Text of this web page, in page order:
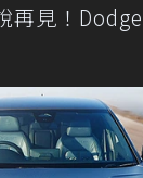
再見！